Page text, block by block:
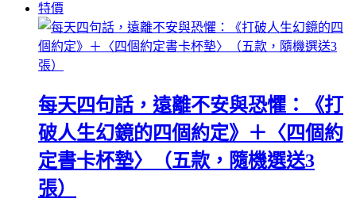
特價
每天四句話，遠離不安與恐懼：《打
破人生幻鏡的四個約定》＋〈四個約
定書卡杯墊〉（五款，隨機選送3
張）